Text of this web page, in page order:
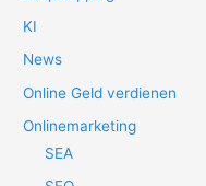
KI
News
Online Geld verdienen
Onlinemarketing
SEA